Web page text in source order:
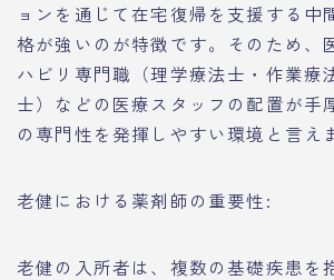
ョンを通じて在宅復帰を支援する中
格が強いのが特徴です。そのため、
ハビリ専門職（理学療法士・作業療
士）などの医療スタッフの配置が手
の専門性を発揮しやすい環境と言え
老健における薬剤師の重要性:
老健の入所者は、複数の基礎疾患を